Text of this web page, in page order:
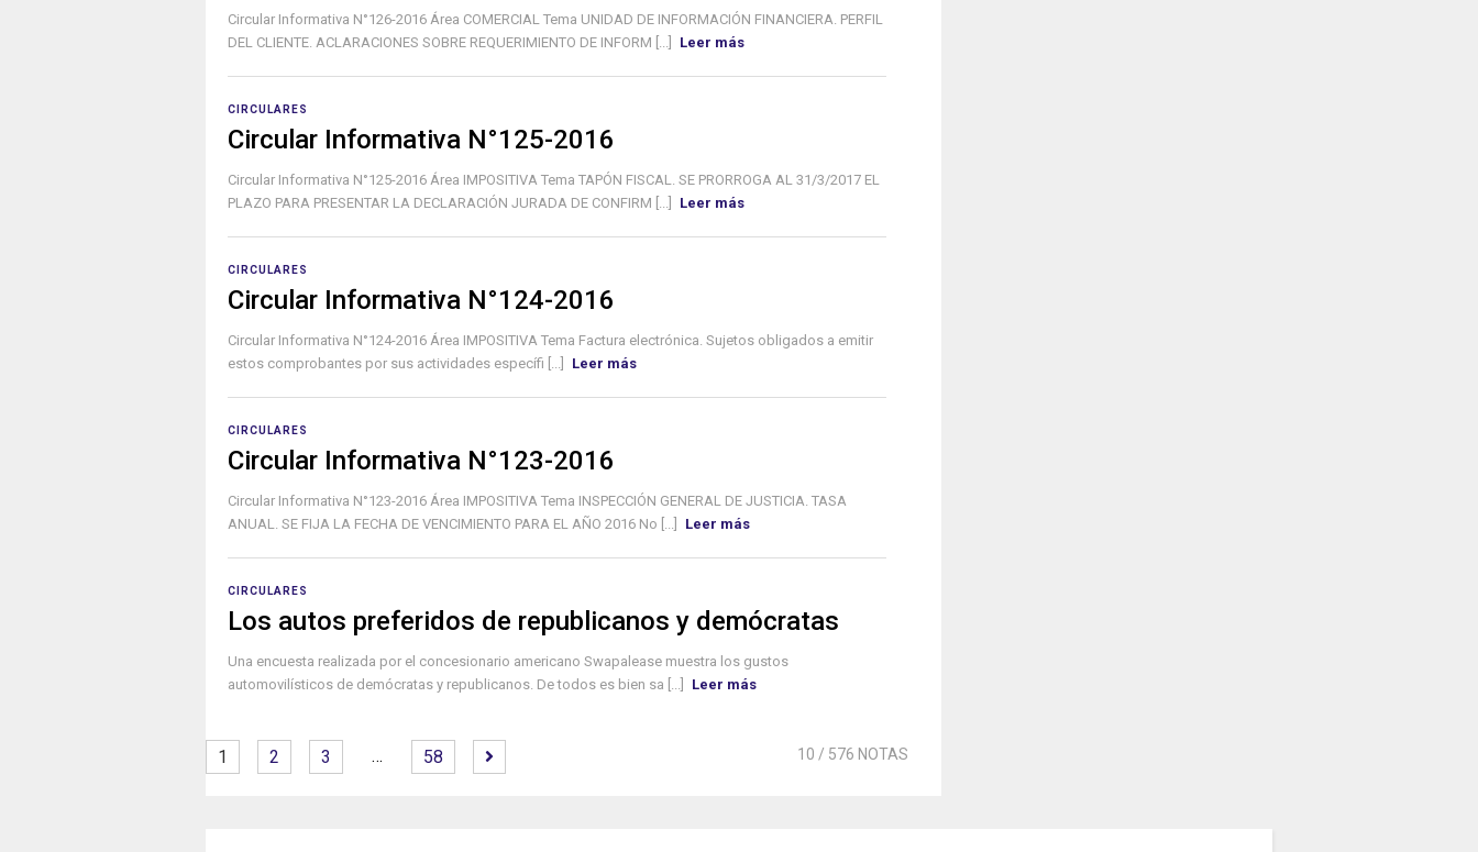
Circular Informativa N°126-2016 Área COMERCIAL Tema UNIDAD DE INFORMACIÓN FINANCIERA. PERFIL
DEL CLIENTE. ACLARACIONES SOBRE REQUERIMIENTO DE INFORM [...]
Leer más
CIRCULARES
Circular Informativa N°125-2016
Circular Informativa N°125-2016 Área IMPOSITIVA Tema TAPÓN FISCAL. SE PRORROGA AL 31/3/2017 EL
PLAZO PARA PRESENTAR LA DECLARACIÓN JURADA DE CONFIRM [...]
Leer más
CIRCULARES
Circular Informativa N°124-2016
Circular Informativa N°124-2016 Área IMPOSITIVA Tema Factura electrónica. Sujetos obligados a emitir
estos comprobantes por sus actividades específi [...]
Leer más
CIRCULARES
Circular Informativa N°123-2016
Circular Informativa N°123-2016 Área IMPOSITIVA Tema INSPECCIÓN GENERAL DE JUSTICIA. TASA
ANUAL. SE FIJA LA FECHA DE VENCIMIENTO PARA EL AÑO 2016 No [...]
Leer más
CIRCULARES
Los autos preferidos de republicanos y demócratas
Una encuesta realizada por el concesionario americano Swapalease muestra los gustos
automovilísticos de demócratas y republicanos. De todos es bien sa [...]
Leer más
1 2 3 … 58 10 / 576 NOTAS